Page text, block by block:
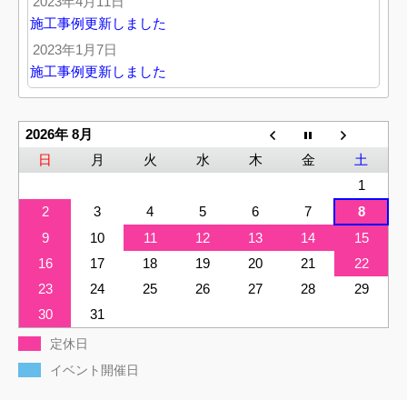
施工事例更新しました
2023年1月7日
施工事例更新しました
2026年 8月
日
月 火 水 木 金
土
1
2
3 4 5 6 7
8
9
10 11 12 13 14
15
16
17 18 19 20 21
22
23
24 25 26 27 28
29
30
31
定休日
イベント開催日